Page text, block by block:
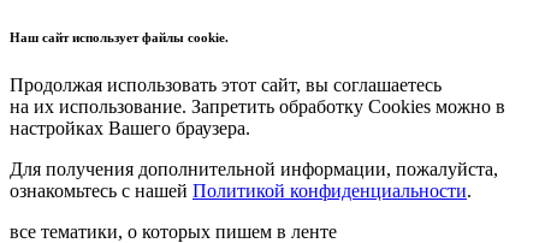
Наш сайт использует файлы cookie.
Продолжая использовать этот сайт, вы соглашаетесь
на их использование. Запретить обработку Cookies можно в
настройках Вашего браузера.
Для получения дополнительной информации, пожалуйста,
ознакомьтесь с нашей Политикой конфиденциальности.
все тематики, о которых пишем в ленте